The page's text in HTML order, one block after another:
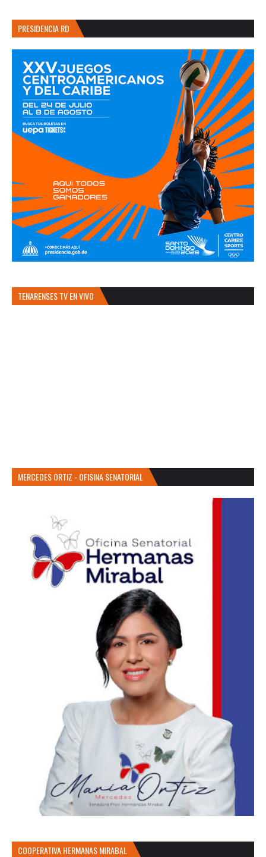
PRESIDENCIA RD
TENARENSES TV EN VIVO
MERCEDES ORTIZ - OFISINA SENATORIAL
COOPERATIVA HERMANAS MIRABAL